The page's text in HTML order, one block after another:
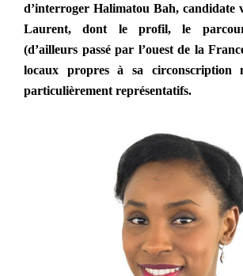
d’interroger Halimatou Bah, candidate
Laurent, dont le profil, le
(d’ailleurs passé par l’ouest de la
locaux propres à sa circonscription
particulièrement représentatifs.